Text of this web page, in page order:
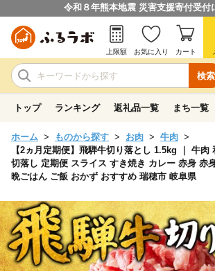
令和８年熊本地震 災害支援寄付受付
検索
上限額 お気に入り カート
トップ ランキング 返礼品一覧 まち一覧
ホーム ものから探す お肉
牛肉
【2ヵ月定期便】飛騨牛切り落とし 1.5kg ｜ 牛肉
切落し 定期便 スライス すき焼き カレー 赤身 赤
晩ごはん ご飯 おかず おすすめ 瑞穂市 岐阜県